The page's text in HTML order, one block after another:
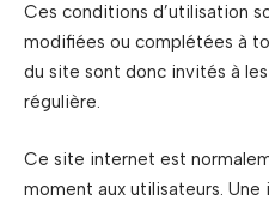
Ces conditions d’utilisation
modifiées ou complétées à
du site sont donc invités à
régulière.
Ce site internet est
moment aux utilisateurs.